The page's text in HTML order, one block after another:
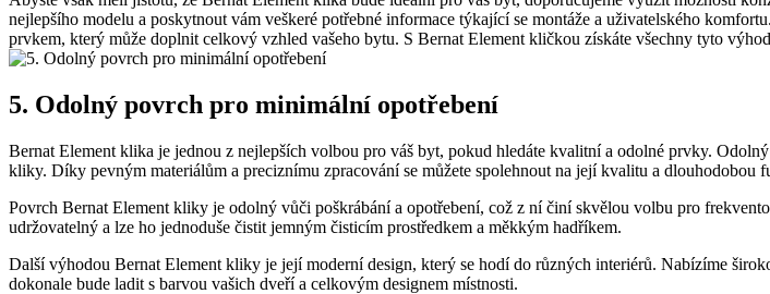
nejlepšího modelu a poskytnout vám veškeré potřebné informace týkající se montáže a ⁣uživatelského
prvkem, který může doplnit‌ celkový vzhled vašeho bytu.‌ S​ Bernat Element kličkou získáte všechny tyto
5. Odolný povrch⁢ pro minimální opotřebení
Bernat Element klika je jednou z nejlepších volbou pro váš byt, pokud​ hledáte kvalitní a odolné prvky.
kliky. Díky pevným materiálům a preciznímu zpracování se můžete spolehnout na její kvalitu a⁢ dlouhodobou
Povrch Bernat Element kliky je odolný vůči poškrábání a opotřebení, což‍ z ní činí skvělou volbu pro
udržovatelný a lze ho jednoduše čistit jemným čisticím prostředkem a měkkým hadříkem.
Další výhodou Bernat Element kliky je její moderní design, který se hodí do různých interiérů. ‍Nabízíme
dokonale bude ⁢ladit s barvou vašich dveří a celkovým designem místnosti.